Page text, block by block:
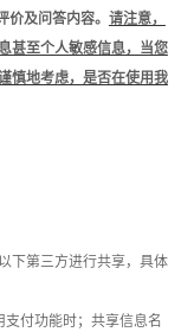
及问答内容。 请注意，
甚至个人敏感信息，当您
慎地考虑，是否在使用我
下第三方进行共享，具体
支付功能时；共享信息名